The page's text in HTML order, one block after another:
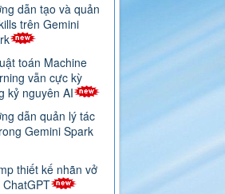
dẫn tạo và quản
trên Gemini
toán Machine
vẫn cực kỳ
kỷ nguyên AI
dẫn quản lý tác
Gemini Spark
thiết kế nhãn vở
ChatGPT